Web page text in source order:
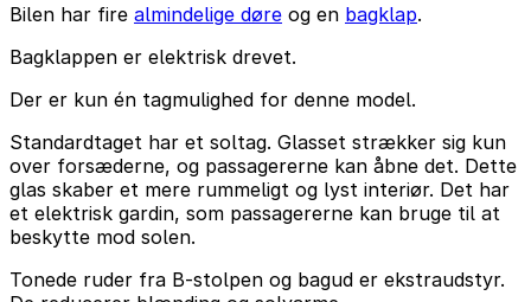
Bilen har fire almindelige døre og en bagklap.
Bagklappen er elektrisk drevet.
Der er kun én tagmulighed for denne model.
Standardtaget har et soltag. Glasset strækker sig kun
over forsæderne, og passagererne kan åbne det. Dette
glas skaber et mere rummeligt og lyst interiør. Det har
et elektrisk gardin, som passagererne kan bruge til at
beskytte mod solen.
Tonede ruder fra B-stolpen og bagud er ekstraudstyr.